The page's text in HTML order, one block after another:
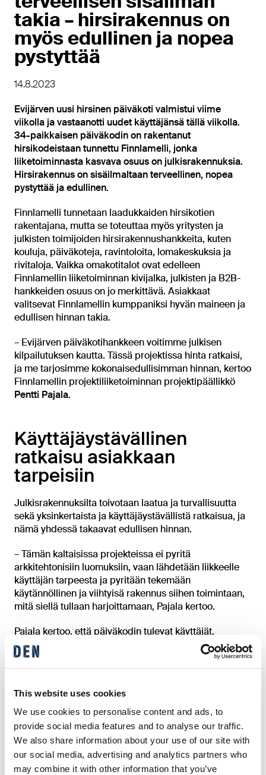
This website uses cookies
We use cookies to personalise content and ads, to
provide social media features and to analyse our traffic.
We also share information about your use of our site with
our social media, advertising and analytics partners who
may combine it with other information that you’ve
takia – hirsirakennus on
myös edullinen ja nopea
pystyttää
14.8.2023
Evijärven uusi hirsinen päiväkoti valmistui viime
viikolla ja vastaanotti uudet käyttäjänsä tällä viikolla.
34-paikkaisen päiväkodin on rakentanut
hirsikodeistaan tunnettu Finnlamelli, jonka
liiketoiminnasta kasvava osuus on julkisrakennuksia.
Hirsirakennus on sisäilmaltaan terveellinen, nopea
pystyttää ja edullinen.
Finnlamelli tunnetaan laadukkaiden hirsikotien
rakentajana, mutta se toteuttaa myös yritysten ja
julkisten toimijoiden hirsirakennushankkeita, kuten
kouluja, päiväkoteja, ravintoloita, lomakeskuksia ja
rivitaloja. Vaikka omakotitalot ovat edelleen
Finnlamellin liiketoiminnan kivijalka, julkisten ja B2B-
hankkeiden osuus on jo merkittävä. Asiakkaat
valitsevat Finnlamellin kumppaniksi hyvän maineen ja
edullisen hinnan takia.
– Evijärven päiväkotihankkeen voitimme julkisen
kilpailutuksen kautta. Tässä projektissa hinta ratkaisi,
ja me tarjosimme kokonaisedullisimman hinnan, kertoo
Finnlamellin projektiliiketoiminnan projektipäällikkö
Pentti Pajala.
Käyttäjäystävällinen
ratkaisu asiakkaan
tarpeisiin
Julkisrakennuksilta toivotaan laatua ja turvallisuutta
sekä yksinkertaista ja käyttäjäystävällistä ratkaisua, ja
nämä yhdessä takaavat edullisen hinnan.
– Tämän kaltaisissa projekteissa ei pyritä
arkkitehtonisiin luomuksiin, vaan lähdetään liikkeelle
käyttäjän tarpeesta ja pyritään tekemään
käytännöllinen ja viihtyisä rakennus siihen toimintaan,
mitä siellä tullaan harjoittamaan, Pajala kertoo.
Pajala kertoo, että päiväkodin tulevat käyttäjät,
varhaiskasvatuksen ammattilaiset, kiittelevät erityisesti
rakennuksen kompaktia kokoa ja kodinomaista
tunnelmaa. Pajalan mukaan pienet kunnat eivät halua
samaan rakennukseen.
– Pieniä yksiköitä on taloudellisestikin helpompi
hallinnoida ja kynnys tehdä uuden yksikön
rakennuspäätös on matalammalla, kun kustannukset
pysyvät kohtuullisina, Pajala kertoo.